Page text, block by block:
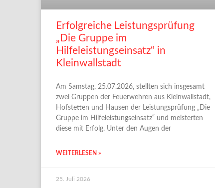
Erfolgreiche Leistungsprüfung
„Die Gruppe im
Hilfeleistungseinsatz“ in
Kleinwallstadt
Am Samstag, 25.07.2026, stellten sich insgesamt
zwei Gruppen der Feuerwehren aus Kleinwallstadt,
Hofstetten und Hausen der Leistungsprüfung „Die
Gruppe im Hilfeleistungseinsatz“ und meisterten
diese mit Erfolg. Unter den Augen der
WEITERLESEN »
25. Juli 2026